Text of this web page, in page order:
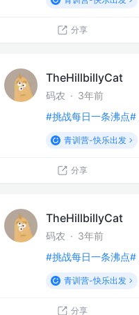
分享
TheHillbillyCat
码农 · 3年前
#挑战每日一条沸点#
青训营-快乐出发
分享
TheHillbillyCat
码农 · 3年前
#挑战每日一条沸点#
青训营-快乐出发
分享